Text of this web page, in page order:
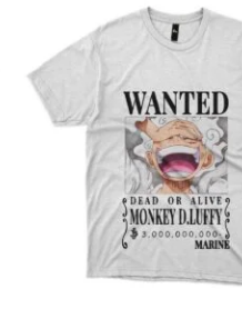
original
era:
precio
actual
$14,24.